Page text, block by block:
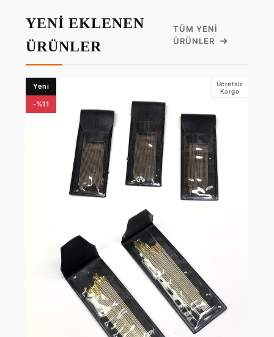
YENİ EKLENEN
ÜRÜNLER
TÜM YENI
ÜRÜNLER
Yeni
-%11
Ücretsiz
Kargo